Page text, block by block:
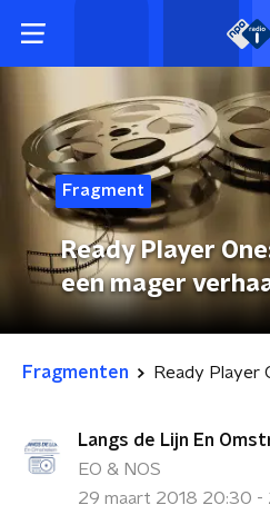
Fragment
Ready Player
een mager
Fragmenten
Langs de Lijn En
EO & NOS
29 maart 2018 20:30 -